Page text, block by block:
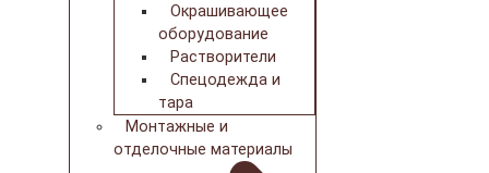
Окрашивающее
оборудование
Растворители
Спецодежда и
тара
Монтажные и
отделочные материалы